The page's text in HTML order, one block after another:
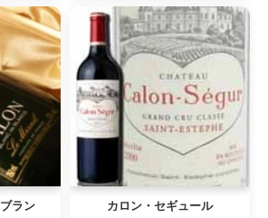
ラン カロン・セギュール